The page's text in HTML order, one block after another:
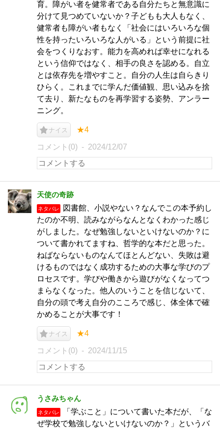
育。障がい者を健常者である自分たちと無意識に
分けて見つめていないか？子どもも大人もなく、
健常者も障がい者もなく「社会にはいろいろな個
性を持ったいろいろな人がいる」という前提に社
会をつくりなおす。能力を高めれば幸せになれる
という信仰ではなく、相手の良さを認める。自立
とは依存先を増やすこと。自分の人生は自らきり
ひらく。これまでに学んだ価値観、思い込みを捨
て去り、新たなものを再学習する姿勢、アンラー
ニング。
ナイス ★4
コメント(0) 2024/12/07
天使の奇跡
ネタバレ
図書館、小説やない？なんでこの本予約し
たのか不明、読みながらなんとなくわかった感じ
がしました。なぜ勉強しないといけないのか？に
ついて書かれてますね、哲学的な本だと思った。
ねばならないものなんてほとんどない、失敗は避
けるものではなく成功するための大事な学びのプ
ロセスです。学びや働きから遊びがなくなってつ
まらなくなった。他人のいうことを信じないて、
自分の頭で考え自分のこころで感じ、体全体で確
かめることが大事です！
ナイス ★4
コメント(0) 2024/11/15
うさみちゃん
ネタバレ
「学ぶこと」について書いた本だが、「な
ぜ学校で勉強しないといけないのか？」というバ